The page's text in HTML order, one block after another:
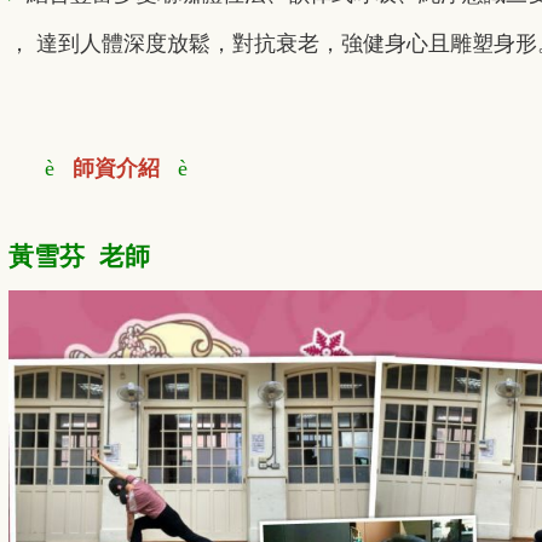
， 達到人體深度放鬆，對抗衰老，強健身心且雕塑身形
è 師資介紹 è
黃雪芬 老師